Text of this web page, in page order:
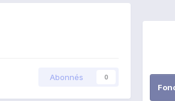
Abonnés 0